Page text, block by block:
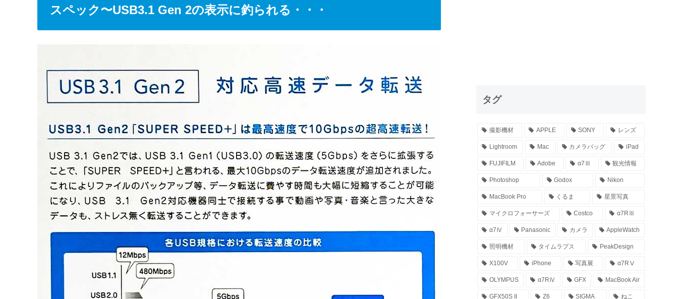
スペック〜USB3.1 Gen 2の表示に釣られる・・・
タグ
撮影機材 APPLE SONY レンズ
Lightroom Mac カメラバッグ iPad
FUJIFILM Adobe α7Ⅲ 観光情報
Photoshop Godox Nikon
MacBook Pro くるま 星景写真
マイクロフォーサーズ Costco α7RⅢ
α7Ⅳ Panasonic カメラ AppleWatch
照明機材 タイムラプス PeakDesign
X100V iPhone 写真展 α7RⅤ
OLYMPUS α7RⅣ GFX MacBook Air
GFX50S II Z6 SIGMA ねこ